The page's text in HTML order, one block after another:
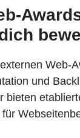
Web-
und
bieten